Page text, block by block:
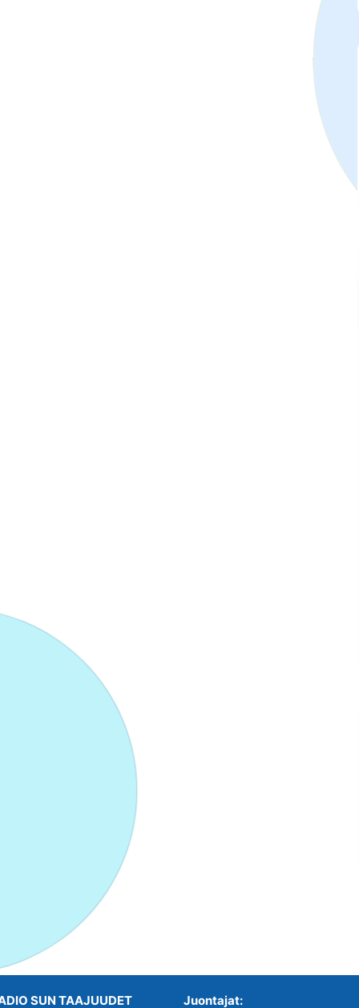
SUN TAAJUUDET Juontajat: